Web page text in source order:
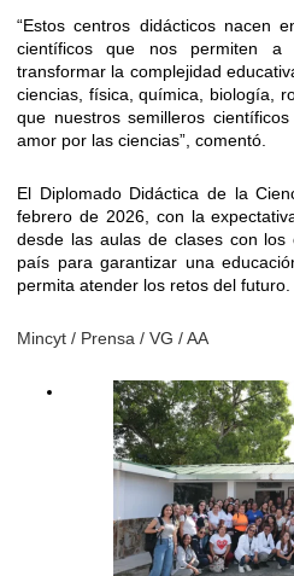
“Estos centros didácticos nacen
científicos que nos permiten a
transformar la complejidad
ciencias, física, química, biología,
que nuestros semilleros
amor por las ciencias”, comentó.
El Diplomado Didáctica de la
febrero de 2026, con la
desde las aulas de clases con los
país para garantizar una
permita atender los retos del futuro.
Mincyt / Prensa / VG / AA